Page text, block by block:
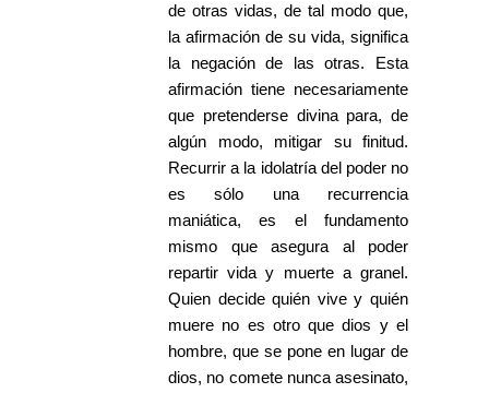
de otras vidas, de tal modo que,
la afirmación de su vida, significa
la negación de las otras. Esta
afirmación tiene necesariamente
que pretenderse divina para, de
algún modo, mitigar su finitud.
Recurrir a la idolatría del poder no
es sólo una recurrencia
maniática, es el fundamento
mismo que asegura al poder
repartir vida y muerte a granel.
Quien decide quién vive y quién
muere no es otro que dios y el
hombre, que se pone en lugar de
dios, no comete nunca asesinato,